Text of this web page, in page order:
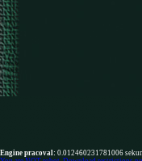
Engine pracoval: 0.012460231781006